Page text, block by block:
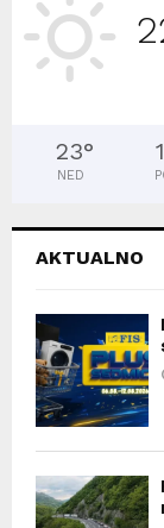
23°
NED
AKTUALNO